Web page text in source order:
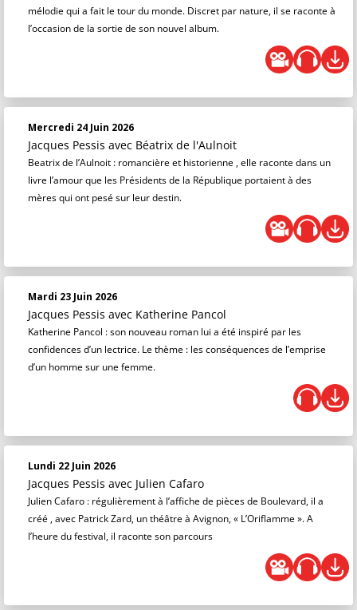
mélodie qui a fait le tour du monde. Discret par nature, il se raconte à
l’occasion de la sortie de son nouvel album.
Mercredi 24 Juin 2026
Jacques Pessis avec Béatrix de l'Aulnoit
Beatrix de l’Aulnoit : romancière et historienne , elle raconte dans un
livre l’amour que les Présidents de la République portaient à des
mères qui ont pesé sur leur destin.
Mardi 23 Juin 2026
Jacques Pessis avec Katherine Pancol
Katherine Pancol : son nouveau roman lui a été inspiré par les
confidences d’un lectrice. Le thème : les conséquences de l’emprise
d’un homme sur une femme.
Lundi 22 Juin 2026
Jacques Pessis avec Julien Cafaro
Julien Cafaro : régulièrement à l’affiche de pièces de Boulevard, il a
créé , avec Patrick Zard, un théâtre à Avignon, « L’Oriflamme ». A
l’heure du festival, il raconte son parcours